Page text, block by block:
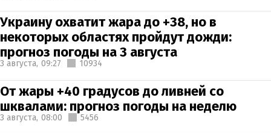
Украину охватит жара до +38, но в
некоторых областях пройдут дожди:
прогноз погоды на 3 августа
3 августа, 09:27 10934
От жары +40 градусов до ливней со
шквалами: прогноз погоды на неделю
3 августа, 08:00 5456